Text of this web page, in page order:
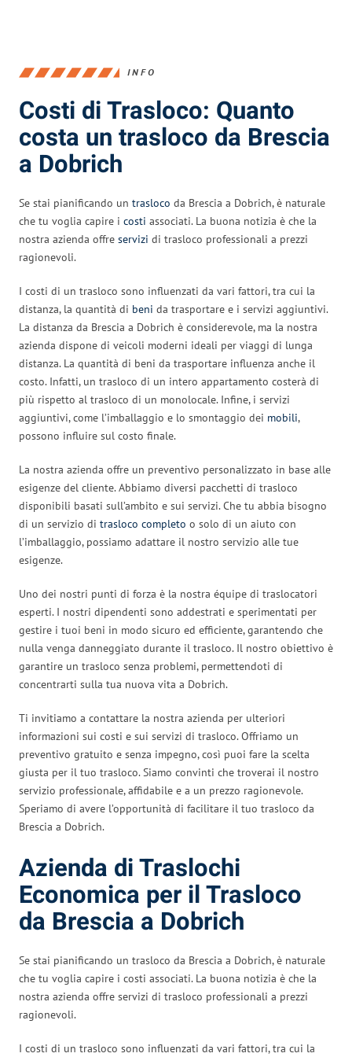
INFO
Costi di Trasloco: Quanto
costa un trasloco da Brescia
a Dobrich
Se stai pianificando un trasloco da Brescia a Dobrich, è naturale
che tu voglia capire i costi associati. La buona notizia è che la
nostra azienda offre servizi di trasloco professionali a prezzi
ragionevoli.
I costi di un trasloco sono influenzati da vari fattori, tra cui la
distanza, la quantità di beni da trasportare e i servizi aggiuntivi.
La distanza da Brescia a Dobrich è considerevole, ma la nostra
azienda dispone di veicoli moderni ideali per viaggi di lunga
distanza. La quantità di beni da trasportare influenza anche il
costo. Infatti, un trasloco di un intero appartamento costerà di
più rispetto al trasloco di un monolocale. Infine, i servizi
aggiuntivi, come l’imballaggio e lo smontaggio dei mobili,
possono influire sul costo finale.
La nostra azienda offre un preventivo personalizzato in base alle
esigenze del cliente. Abbiamo diversi pacchetti di trasloco
disponibili basati sull’ambito e sui servizi. Che tu abbia bisogno
di un servizio di trasloco completo o solo di un aiuto con
l’imballaggio, possiamo adattare il nostro servizio alle tue
esigenze.
Uno dei nostri punti di forza è la nostra équipe di traslocatori
esperti. I nostri dipendenti sono addestrati e sperimentati per
gestire i tuoi beni in modo sicuro ed efficiente, garantendo che
nulla venga danneggiato durante il trasloco. Il nostro obiettivo è
garantire un trasloco senza problemi, permettendoti di
concentrarti sulla tua nuova vita a Dobrich.
Ti invitiamo a contattare la nostra azienda per ulteriori
informazioni sui costi e sui servizi di trasloco. Offriamo un
preventivo gratuito e senza impegno, così puoi fare la scelta
giusta per il tuo trasloco. Siamo convinti che troverai il nostro
servizio professionale, affidabile e a un prezzo ragionevole.
Speriamo di avere l’opportunità di facilitare il tuo trasloco da
Brescia a Dobrich.
Azienda di Traslochi
Economica per il Trasloco
da Brescia a Dobrich
Se stai pianificando un trasloco da Brescia a Dobrich, è naturale
che tu voglia capire i costi associati. La buona notizia è che la
nostra azienda offre servizi di trasloco professionali a prezzi
ragionevoli.
I costi di un trasloco sono influenzati da vari fattori, tra cui la